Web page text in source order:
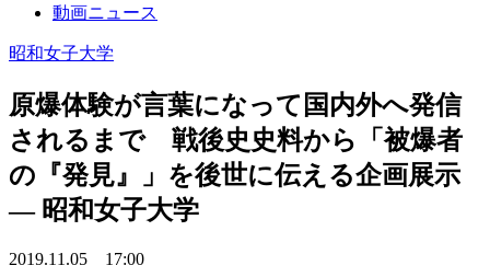
動画ニュース
昭和女子大学
原爆体験が言葉になって国内外へ発信
されるまで 戦後史史料から「被爆者
の『発見』」を後世に伝える企画展示
— 昭和女子大学
2019.11.05 17:00